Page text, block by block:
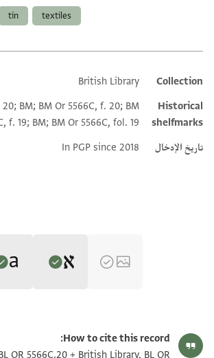
textiles
tin
Additional metadata
Collection
British Library
Historical
shelfmarks
BM; BM Or 5566C, f. 20; BM
f. 19; BM; BM Or 5566C, fol. 19
تاريخ الإدخال
In PGP since 2018
In the Kingdom of Ishmael‎(in Hebrew) (Tel Aviv
University, 1997), vol. 3.
the Kingdom of Ishmael‎(in Hebrew) (Tel Aviv
BL OR 5566C.20 verso
How to cite this record:
OR 5566C.20 + British Library, BL OR